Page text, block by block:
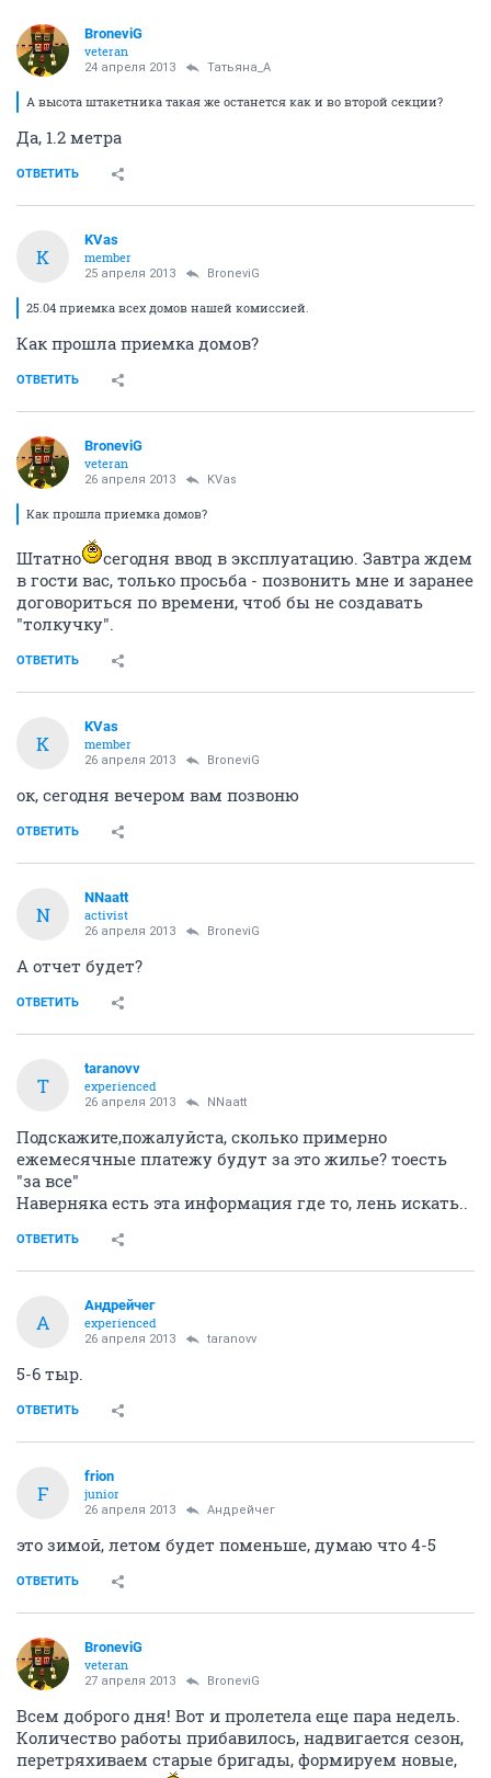
BroneviG
veteran
24 апреля 2013 Татьяна_А
А высота штакетника такая же останется как и во второй секции?
Да, 1.2 метра
ОТВЕТИТЬ
K
KVas
member
25 апреля 2013 BroneviG
25.04 приемка всех домов нашей комиссией.
Как прошла приемка домов?
ОТВЕТИТЬ
BroneviG
veteran
26 апреля 2013 KVas
Как прошла приемка домов?
Штатно
сегодня ввод в эксплуатацию. Завтра ждем
в гости вас, только просьба - позвонить мне и заранее
договориться по времени, чтоб бы не создавать
"толкучку".
ОТВЕТИТЬ
K
KVas
member
26 апреля 2013 BroneviG
ок, сегодня вечером вам позвоню
ОТВЕТИТЬ
N
NNaatt
activist
26 апреля 2013 BroneviG
А отчет будет?
ОТВЕТИТЬ
T
taranovv
experienced
26 апреля 2013 NNaatt
Подскажите,пожалуйста, сколько примерно
ежемесячные платежу будут за это жилье? тоесть
"за все"
Наверняка есть эта информация где то, лень искать..
ОТВЕТИТЬ
А
Андрейчег
experienced
26 апреля 2013 taranovv
5-6 тыр.
ОТВЕТИТЬ
F
frion
junior
26 апреля 2013 Андрейчег
это зимой, летом будет поменьше, думаю что 4-5
ОТВЕТИТЬ
BroneviG
veteran
27 апреля 2013 BroneviG
Всем доброго дня! Вот и пролетела еще пара недель.
Количество работы прибавилось, надвигается сезон,
перетряхиваем старые бригады, формируем новые,